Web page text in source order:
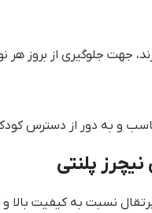
جهت جلوگیری از بروز
پلنتی
نسبت به کیفیت بالا